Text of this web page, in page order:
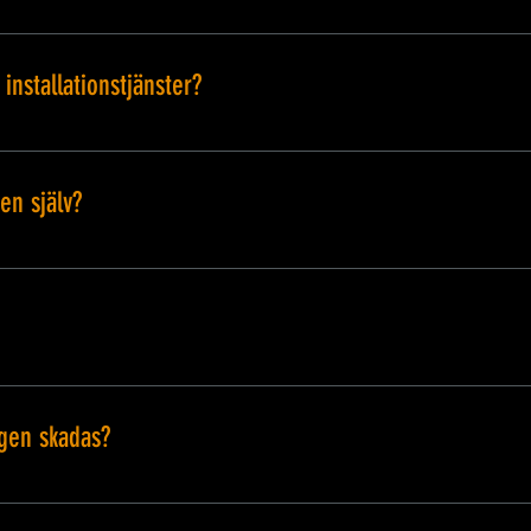
online och beställa direkt via vår hemsida. Alternativt,
och hämtning för din bekvämlighet. Meddela
själv?
kan du hämta utrustningen på vår plats. Vi ger
Du kan hyra utrustning för en dag, helg eller längre.
skadas?
Om utrustningen är skadad, vänligen meddela oss